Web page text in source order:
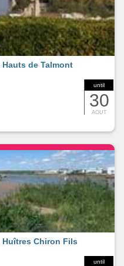
until
30
AOUT
de Talmont
until
Chiron Fils